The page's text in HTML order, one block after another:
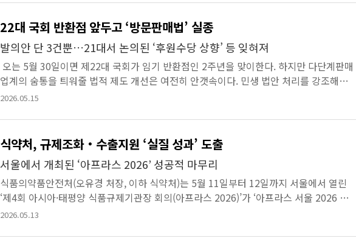
22대 국회 반환점 앞두고 ‘방문판매법’ 실종
발의안 단 3건뿐…21대서 논의된 ‘후원수당 상향’ 등 잊혀져
오는 5월 30일이면 제22대 국회가 임기 반환점인 2주년을 맞이한다. 하지만 다단계판매
업계의 숨통을 틔워줄 법적 제도 개선은 여전히 안갯속이다. 민생 법안 처리를 강조해온
국회지만, 정작 다단계업계가 수...
2026.05.15
식약처, 규제조화‧수출지원 ‘실질 성과’ 도출
서울에서 개최된 ‘아프라스 2026’ 성공적 마무리
식품의약품안전처(오유경 처장, 이하 식약처)는 5월 11일부터 12일까지 서울에서 열린
‘제4회 아시아·태평양 식품규제기관장 회의(아프라스 2026)’가 ‘아프라스 서울 2026 선
언문’ 채택을 끝으로 성공적으로 마무리되...
2026.05.13